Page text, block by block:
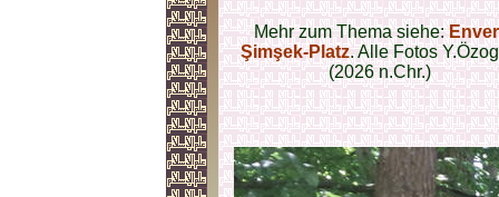
Mehr zum Thema siehe:
Şimşek-Platz. Alle Fotos
(2026 n.Chr.)